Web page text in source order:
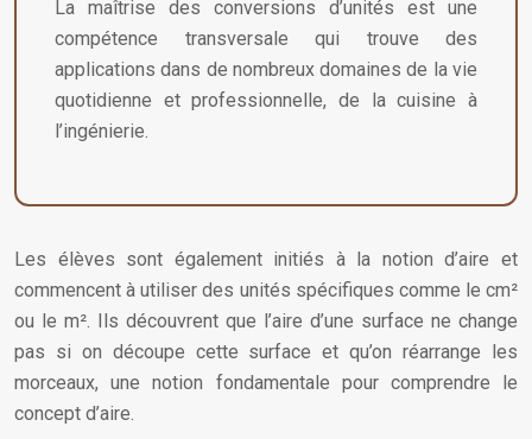
La maîtrise des conversions d’unités est une
compétence transversale qui trouve des
applications dans de nombreux domaines de la vie
quotidienne et professionnelle, de la cuisine à
l’ingénierie.
Les élèves sont également initiés à la notion d’aire et
commencent à utiliser des unités spécifiques comme le cm²
ou le m². Ils découvrent que l’aire d’une surface ne change
pas si on découpe cette surface et qu’on réarrange les
morceaux, une notion fondamentale pour comprendre le
concept d’aire.